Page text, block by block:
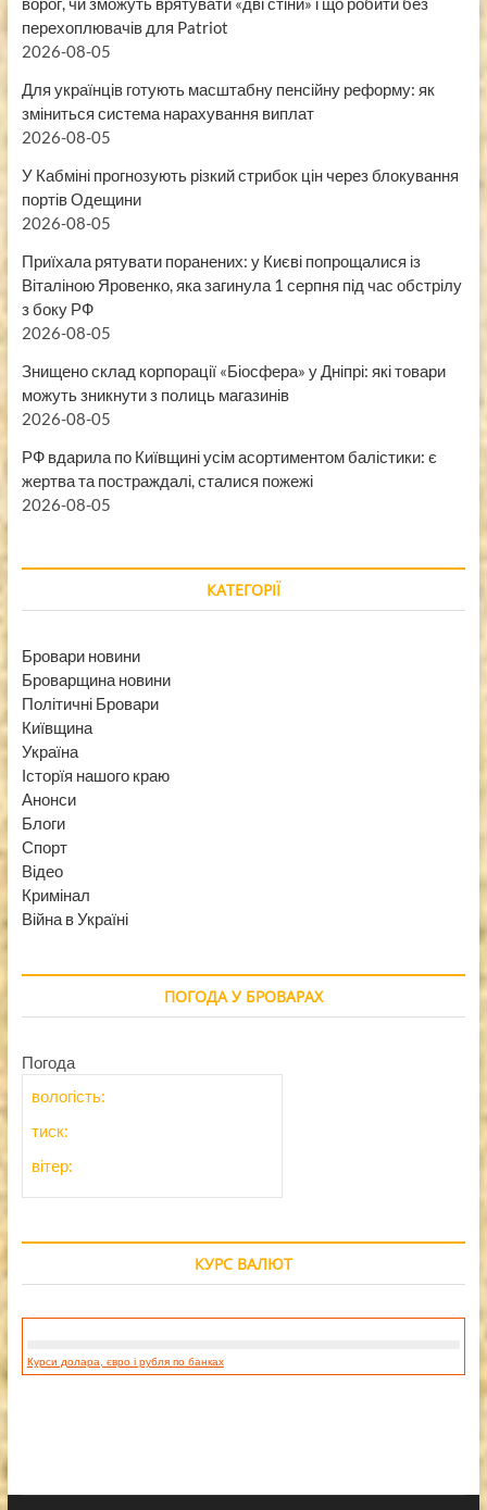
перехоплювачів для Patriot
2026-08-05
Для українців готують масштабну пенсійну реформу: як
зміниться система нарахування виплат
2026-08-05
У Кабміні прогнозують різкий стрибок цін через блокування
портів Одещини
2026-08-05
Приїхала рятувати поранених: у Києві попрощалися із
Віталіною Яровенко, яка загинула 1 серпня під час обстрілу
з боку РФ
2026-08-05
Знищено склад корпорації «Біосфера» у Дніпрі: які товари
можуть зникнути з полиць магазинів
2026-08-05
РФ вдарила по Київщині усім асортиментом балістики: є
жертва та постраждалі, сталися пожежі
2026-08-05
КАТЕГОРІЇ
Бровари новини
Броварщина новини
Політичні Бровари
Київщина
Україна
Історїя нашого краю
Анонси
Блоги
Спорт
Відео
Кримінал
Війна в Україні
ПОГОДА У БРОВАРАХ
Погода
вологість:
тиск:
вітер:
КУРС ВАЛЮТ
Курси долара, євро і рубля по банках